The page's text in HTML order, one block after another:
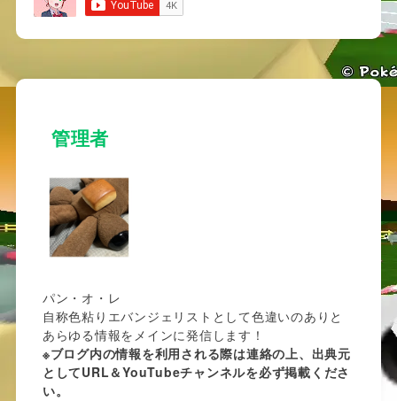
管理者
パン・オ・レ
自称色粘りエバンジェリストとして色違いのありと
あらゆる情報をメインに発信します！
※ブログ内の情報を利用される際は連絡の上、出典元
としてURL＆YouTubeチャンネルを必ず掲載くださ
い。